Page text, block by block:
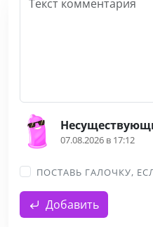
07.08.2026 в 17:12
ПОСТАВЬ ГАЛОЧКУ,
Добавить